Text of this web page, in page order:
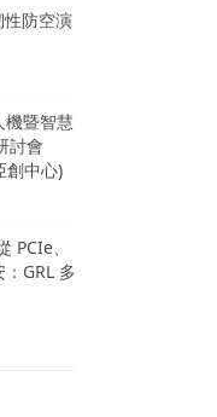
防空演
機暨智慧
討會
創中心)
PCIe、
GRL 多